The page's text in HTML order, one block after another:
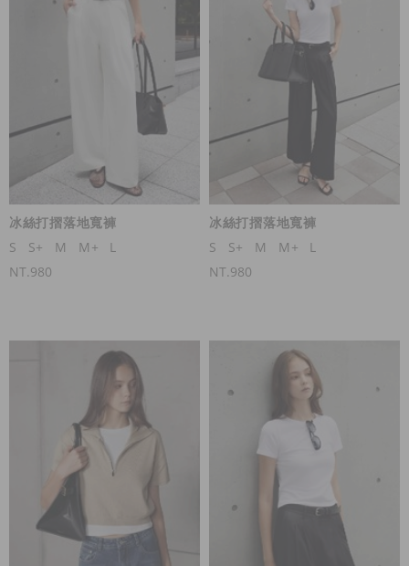
冰絲打摺落地寬褲
S
S+ M M+
L
NT.980
冰絲打摺落地寬褲
S
S+ M M+
L
NT.980